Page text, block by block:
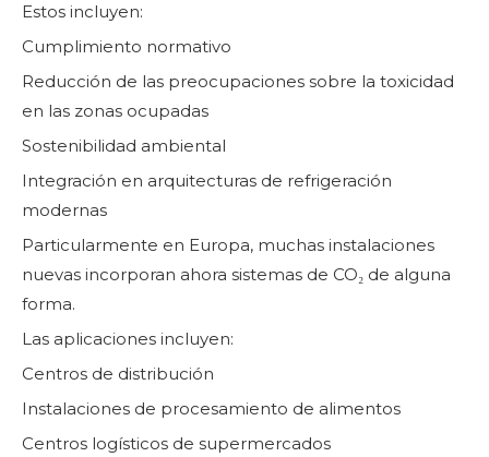
Estos incluyen:
Cumplimiento normativo
Reducción de las preocupaciones sobre la toxicidad
en las zonas ocupadas
Sostenibilidad ambiental
Integración en arquitecturas de refrigeración
modernas
Particularmente en Europa, muchas instalaciones
nuevas incorporan ahora sistemas de CO₂ de alguna
forma.
Las aplicaciones incluyen:
Centros de distribución
Instalaciones de procesamiento de alimentos
Centros logísticos de supermercados